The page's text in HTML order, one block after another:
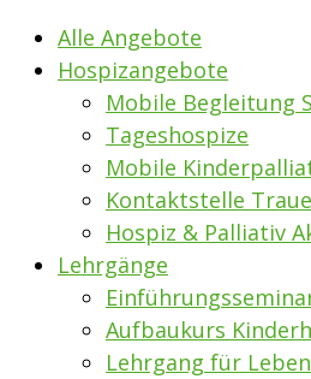
Alle Angebote
Hospizangebote
Mobile Begleitung
Tageshospize
Mobile
Kontaktstelle
Hospiz & Palliativ
Lehrgänge
Aufbaukurs
Lehrgang für